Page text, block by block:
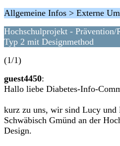
Allgemeine Infos > Externe
Hochschulprojekt -
Typ 2 mit Designmethod
(1/1)
guest4450:
Hallo liebe Diabetes-Info-
kurz zu uns, wir sind Lucy und
Schwäbisch Gmünd an der
Design.